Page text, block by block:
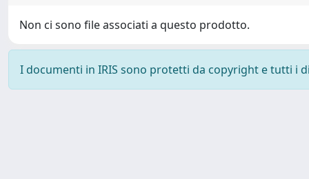
Non ci sono file associati a questo prodotto.
I documenti in IRIS sono protetti da copyright e tutti i